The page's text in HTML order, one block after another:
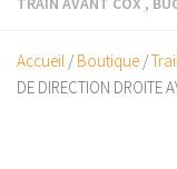
Accueil / Boutique /
DE DIRECTION DROITE